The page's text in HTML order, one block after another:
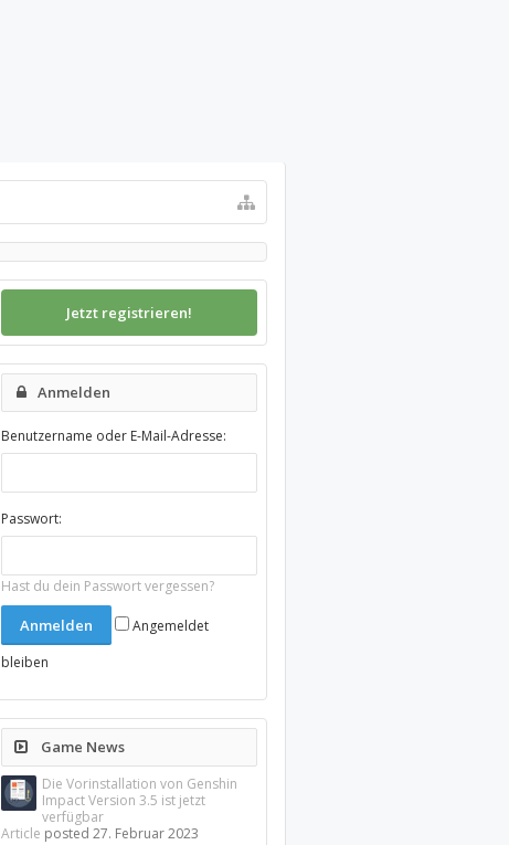
Jetzt registrieren!
Anmelden
Benutzername oder E-Mail-Adresse:
Passwort:
Hast du dein Passwort vergessen?
Angemeldet
bleiben
Game News
Die Vorinstallation von Genshin
Impact Version 3.5 ist jetzt
verfügbar
Article posted27. Februar 2023